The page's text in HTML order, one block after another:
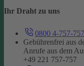
Ihr Draht zu uns
0800 4-757-757
Gebührenfrei aus
Anrufe aus dem
+49 221 757-757